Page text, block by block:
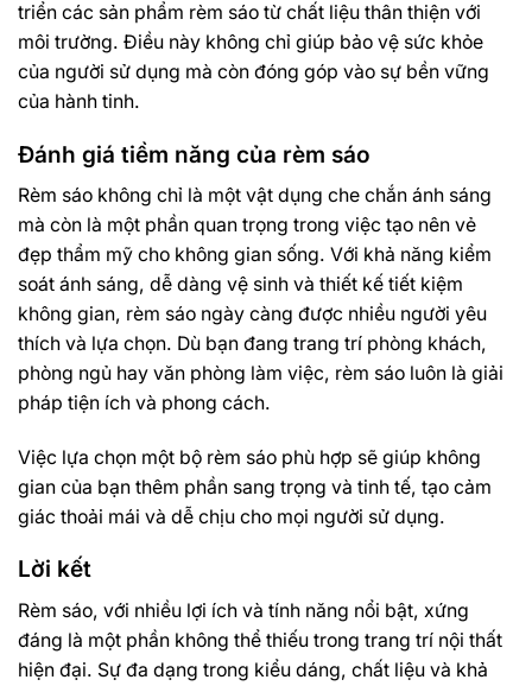
triển các sản phẩm rèm sáo từ chất liệu thân thiện với
môi trường. Điều này không chỉ giúp bảo vệ sức khỏe
của người sử dụng mà còn đóng góp vào sự bền vững
của hành tinh.
Đánh giá tiềm năng của rèm sáo
Rèm sáo không chỉ là một vật dụng che chắn ánh sáng
mà còn là một phần quan trọng trong việc tạo nên vẻ
đẹp thẩm mỹ cho không gian sống. Với khả năng kiểm
soát ánh sáng, dễ dàng vệ sinh và thiết kế tiết kiệm
không gian, rèm sáo ngày càng được nhiều người yêu
thích và lựa chọn. Dù bạn đang trang trí phòng khách,
phòng ngủ hay văn phòng làm việc, rèm sáo luôn là giải
pháp tiện ích và phong cách.
Việc lựa chọn một bộ rèm sáo phù hợp sẽ giúp không
gian của bạn thêm phần sang trọng và tinh tế, tạo cảm
giác thoải mái và dễ chịu cho mọi người sử dụng.
Lời kết
Rèm sáo, với nhiều lợi ích và tính năng nổi bật, xứng
đáng là một phần không thể thiếu trong trang trí nội thất
hiện đại. Sự đa dạng trong kiểu dáng, chất liệu và khả